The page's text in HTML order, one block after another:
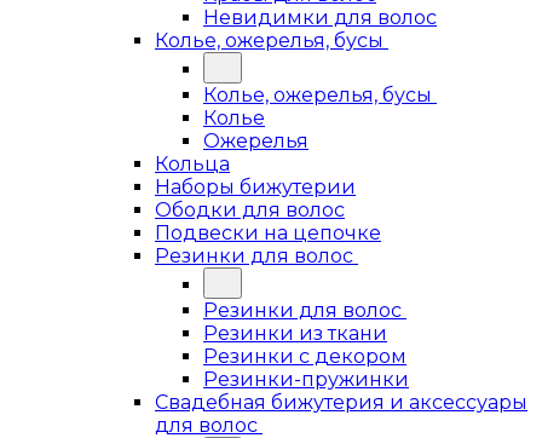
Невидимки для волос
Колье, ожерелья, бусы
Колье, ожерелья, бусы
Колье
Ожерелья
Кольца
Наборы бижутерии
Ободки для волос
Подвески на цепочке
Резинки для волос
Резинки для волос
Резинки из ткани
Резинки с декором
Резинки-пружинки
Свадебная бижутерия и аксессуары
для волос